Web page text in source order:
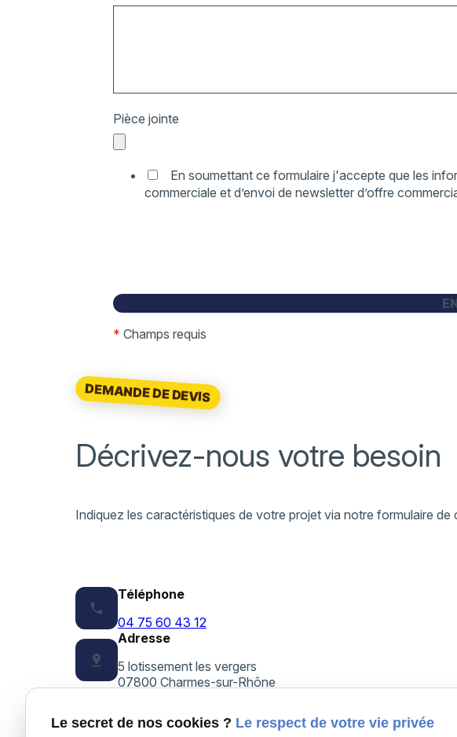
Pièce jointe
En soumettant ce formulaire j'accepte que les
commerciale et d’envoi de newsletter d’offre
* Champs requis
DEMANDE DE DEVIS
Décrivez-nous votre besoin
Indiquez les caractéristiques de votre projet via notre formulaire
phone
Téléphone
04 75 60 43 12
pin_drop
Adresse
5 lotissement les vergers
07800 Charmes-sur-Rhône
09:00/19:00 - Lundi/Vendredi
Le secret de nos cookies ? Le respect de votre vie privée